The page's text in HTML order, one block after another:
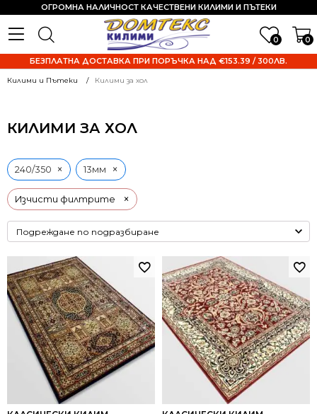
0 0
ОГРОМНА НАЛИЧНОСТ КАЧЕСТВЕНИ КИЛИМИ И ПЪТЕКИ
БЕЗПЛАТНА ДОСТАВКА ПРИ ПОРЪЧКА НАД €153.39 / 300ЛВ.
Килими и Пътеки Килими за хол
КИЛИМИ ЗА ХОЛ
Изчисти филтрите ×
240/350 × 13мм ×